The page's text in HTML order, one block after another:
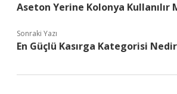
Aseton Yerine Kolonya Kullanılır
Sonraki Yazı
En Güçlü Kasırga Kategorisi Nedir